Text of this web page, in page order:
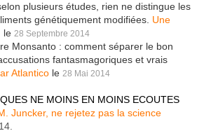
plusieurs études, rien ne distingue les
génétiquement modifiées. Une
le 28 Septembre 2014
Monsanto : comment séparer le bon
fantasmagoriques et vrais
Atlantico le 28 Mai 2014
NE MOINS EN MOINS ECOUTES
Juncker, ne rejetez pas la science